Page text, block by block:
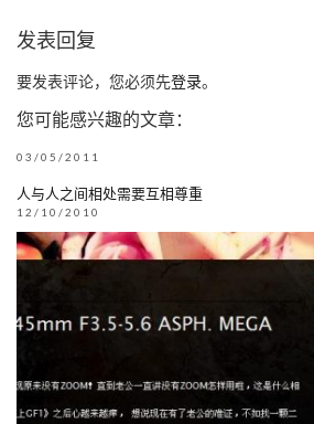
发表回复
要发表评论，您必须先登录。
您可能感兴趣的文章：
03/05/2011
人与人之间相处需要互相尊重
12/10/2010